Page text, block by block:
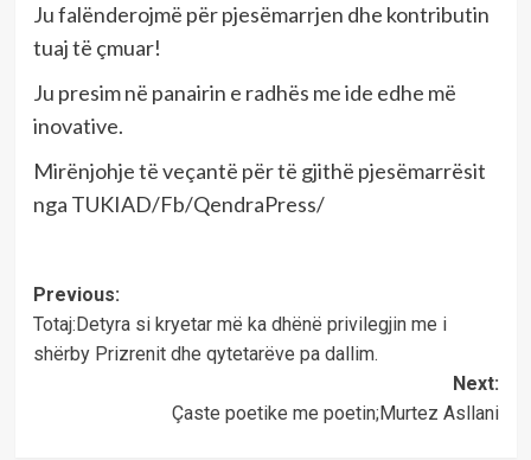
Ju falënderojmë për pjesëmarrjen dhe kontributin
tuaj të çmuar!
Ju presim në panairin e radhës me ide edhe më
inovative.
Mirënjohje të veçantë për të gjithë pjesëmarrësit
nga TUKIAD/Fb/QendraPress/
Post
navigation
Previous:
Totaj:Detyra si kryetar më ka dhënë privilegjin me i
shërby Prizrenit dhe qytetarëve pa dallim.
Next:
Çaste poetike me poetin;Murtez Asllani